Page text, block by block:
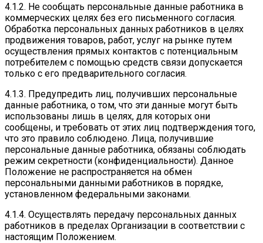
4.1.2. Не сообщать персональные данные работника в
коммерческих целях без его письменного согласия.
Обработка персональных данных работников в целях
продвижения товаров, работ, услуг на рынке путем
осуществления прямых контактов с потенциальным
потребителем с помощью средств связи допускается
только с его предварительного согласия.
4.1.3. Предупредить лиц, получивших персональные
данные работника, о том, что эти данные могут быть
использованы лишь в целях, для которых они
сообщены, и требовать от этих лиц подтверждения того,
что это правило соблюдено. Лица, получившие
персональные данные работника, обязаны соблюдать
режим секретности (конфиденциальности). Данное
Положение не распространяется на обмен
персональными данными работников в порядке,
установленном федеральными законами.
4.1.4. Осуществлять передачу персональных данных
работников в пределах Организации в соответствии с
настоящим Положением.